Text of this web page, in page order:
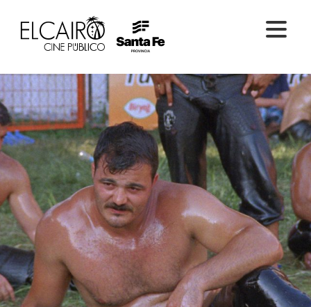
PELÍCULAS ONLINE
PELÍCULAS EN SALA
CICLOS
EL CINE